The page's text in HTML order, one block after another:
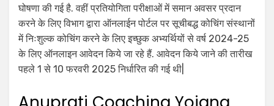
घोषणा की गई है. वहीं प्रतियोगिता परीक्षाओं में समान अवसर प्रदान
करने के लिए विभाग द्वारा ऑनलाईन पोर्टल पर सूचीबद्ध कोचिंग संस्थानों
में निःशुल्क कोचिंग करने के लिए इच्छुक अभ्यर्थियों से वर्ष 2024-25
के लिए ऑनलाइन आवेदन किये जा रहे हैं. आवेदन किये जाने की तारीख
पहले 1 से 10 फरवरी 2025 निर्धारित की गई थी|